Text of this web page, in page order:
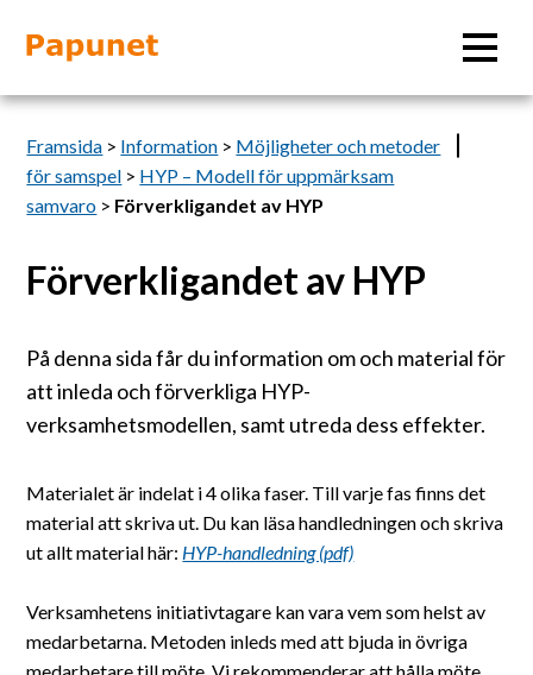
Bildverktyg
Suomeksi
In English
Framsida > Information > Möjligheter och metoder
för samspel > HYP – Modell för uppmärksam
samvaro > Förverkligandet av HYP
Förverkligandet av HYP
På denna sida får du information om och material för
att inleda och förverkliga HYP-
verksamhetsmodellen, samt utreda dess effekter.
Materialet är indelat i 4 olika faser. Till varje fas finns det
material att skriva ut. Du kan läsa handledningen och skriva
ut allt material här: HYP-handledning (pdf)
Verksamhetens initiativtagare kan vara vem som helst av
medarbetarna. Metoden inleds med att bjuda in övriga